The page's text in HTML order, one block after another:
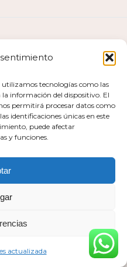
utilizamos tecnologías como las
información del dispositivo. El
permitirá procesar datos como
identificaciones únicas en este
puede afectar
y funciones.
actualizada
actualizada
a Mar Milla Sánchez © 2026
esaviamarketing.com